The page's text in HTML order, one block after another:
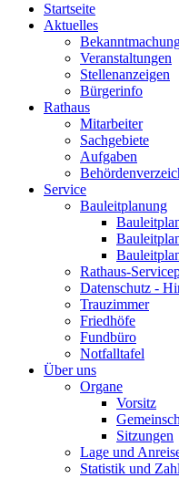
Startseite
Aktuelles
Veranstaltungen
Stellenanzeigen
Bürgerinfo
Rathaus
Mitarbeiter
Sachgebiete
Aufgaben
Service
Bauleitplanung
Rathaus-
Datenschutz -
Trauzimmer
Friedhöfe
Fundbüro
Notfalltafel
Über uns
Organe
Vorsitz
Sitzungen
Lage und
Statistik und